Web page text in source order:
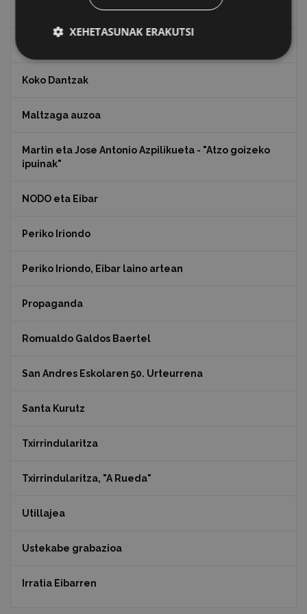
Juan Antonio Palacios HARRIA
Koko Dantzak
Maltzaga auzoa
Martin eta Jose Antonio Azpilikueta - "Atzo goizeko
ipuinak"
NODO eta Eibar
Periko Iriondo
Periko Iriondo, Eibar laino artean
Propaganda
Romualdo Galdos Baertel
San Andres Eskolaren 50. Urteurrena
Santa Kurutz
Txirrindularitza
Txirrindularitza, "A Rueda"
Utillajea
Ustekabe grabazioa
Irratia Eibarren
XEHETASUNAK ERAKUTSI